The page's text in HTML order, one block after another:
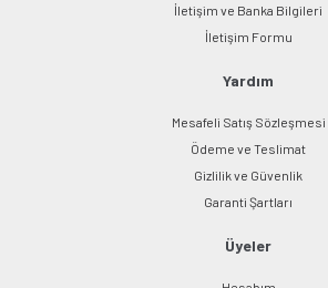
İletişim ve Banka Bilgileri
İletişim Formu
Yardım
Mesafeli Satış Sözleşmesi
Ödeme ve Teslimat
Gizlilik ve Güvenlik
Garanti Şartları
Üyeler